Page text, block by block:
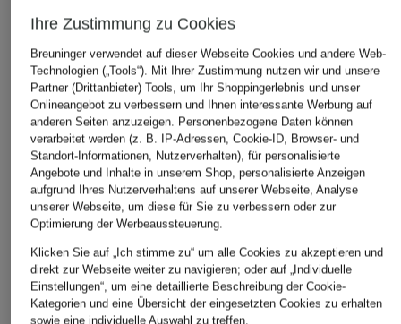
COACH
Schmucksteinen
CHF 80
Ursprünglich:CHF 139
COACH
SMALL APPLE
CHF 75
Ursprünglich:CHF 139
CHF 100
ÄHNLICHE ARTIKEL ENTDECKEN
Ihre Zustimmung zu Cookies
Breuninger verwendet auf dieser Webseite Cookies und andere Web-
Technologien („Tools“). Mit Ihrer Zustimmung nutzen wir und unsere
Partner (Drittanbieter) Tools, um Ihr Shoppingerlebnis und unser
Onlineangebot zu verbessern und Ihnen interessante Werbung auf
anderen Seiten anzuzeigen. Personenbezogene Daten können
verarbeitet werden (z. B. IP-Adressen, Cookie-ID, Browser- und
Standort-Informationen, Nutzerverhalten), für personalisierte
Angebote und Inhalte in unserem Shop, personalisierte Anzeigen
aufgrund Ihres Nutzerverhaltens auf unserer Webseite, Analyse
unserer Webseite, um diese für Sie zu verbessern oder zur
Optimierung der Werbeaussteuerung.
Klicken Sie auf „Ich stimme zu“ um alle Cookies zu akzeptieren und
direkt zur Webseite weiter zu navigieren; oder auf „Individuelle
Einstellungen“, um eine detaillierte Beschreibung der Cookie-
Kategorien und eine Übersicht der eingesetzten Cookies zu erhalten
sowie eine individuelle Auswahl zu treffen.